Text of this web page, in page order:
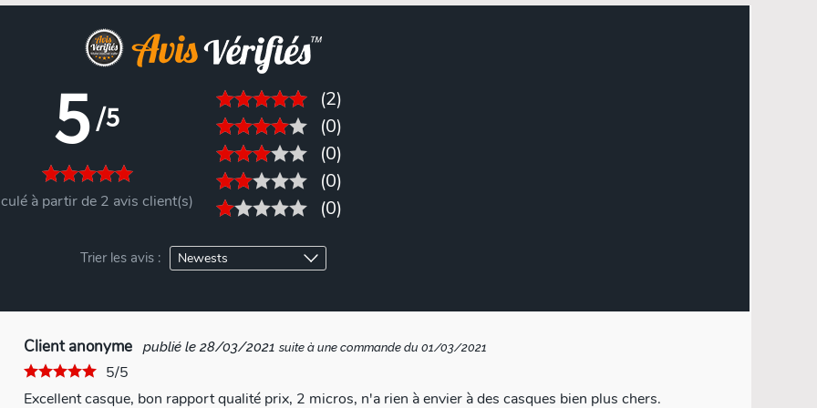
5/5
à partir de 2 avis client(s)
(2)
(0)
(0)
(0)
(0)
Trier les avis :
Client anonyme publié le 28/03/2021 suite à une commande du 01/03/2021
5/5
Excellent casque, bon rapport qualité prix, 2 micros, n'a rien à envier à des casques bien plus chers.